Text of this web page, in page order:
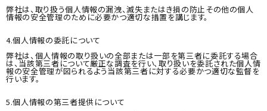
特定商取引法について
弊社は、取り扱う個人情報の漏洩、滅失またはき損の防止その他の個人
情報の安全管理のために必要かつ適切な措置を講じます。
4.個人情報の委託について
弊社は、個人情報の取り扱いの全部または一部を第三者に委託する場合
は、当該第三者について厳正な調査を行い、取り扱いを委託された個人情
報の安全管理が図られるよう当該第三者に対する必要かつ適切な監督を
行います。
5.個人情報の第三者提供について